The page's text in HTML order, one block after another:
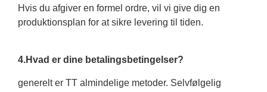
Hvis du afgiver en formel ordre, vil vi give dig en
produktionsplan for at sikre levering til tiden.
4.Hvad er dine betalingsbetingelser?
generelt er TT almindelige metoder. Selvfølgelig